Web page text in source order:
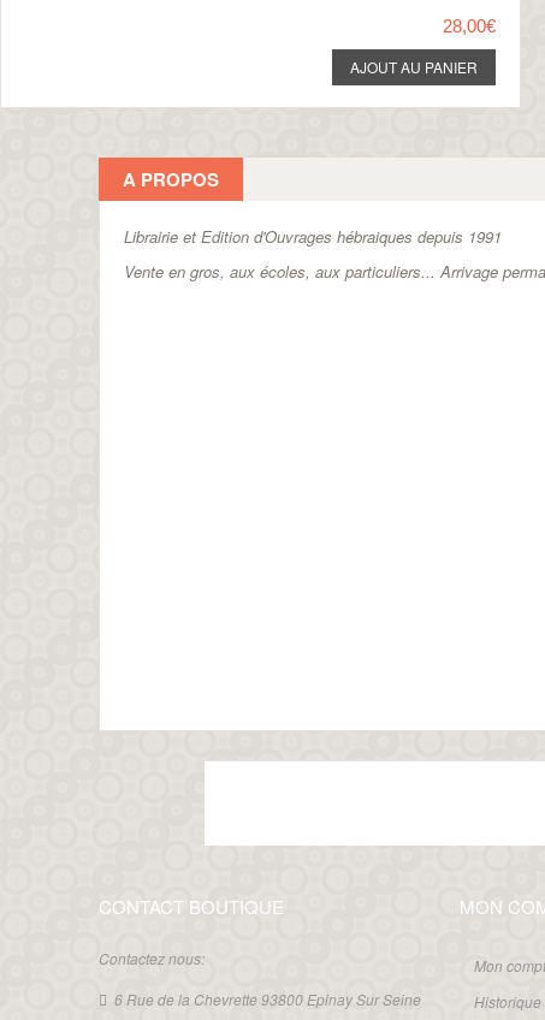
28,00€
A PROPOS
Librairie et Edition d'Ouvrages hébraiques depuis 1991
Vente en gros, aux écoles, aux particuliers...Arrivage
CONTACT BOUTIQUE
Contactez nous:
6 Rue de la Chevrette 93800 Epinay Sur Seine
MON
Mon